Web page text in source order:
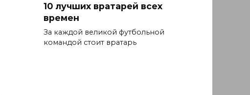
10 лучших вратарей всех
времен
За каждой великой футбольной
командой стоит вратарь